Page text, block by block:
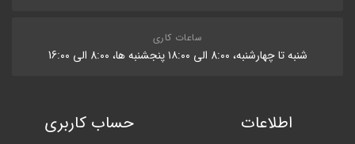
ساعات کاری
شنبه تا چهارشنبه، 8:۰۰ الی ۱۸:۰۰ پنجشنبه ها، 8:۰۰ الی 16:۰۰
اطلاعات حساب کاربری